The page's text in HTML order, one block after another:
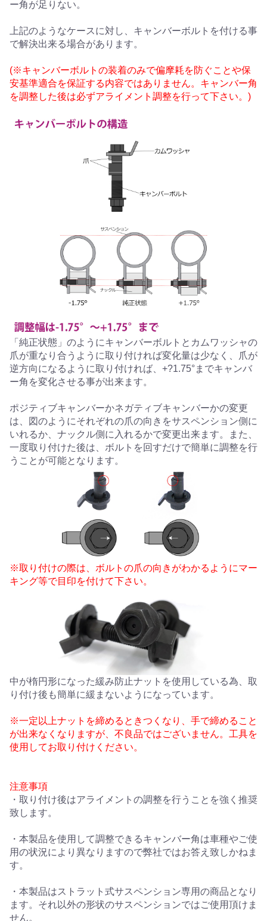
ー角が足りない。
上記のようなケースに対し、キャンバーボルトを付ける事
で解決出来る場合があります。
(※キャンバーボルトの装着のみで偏摩耗を防ぐことや保
安基準適合を保証する内容ではありません。キャンバー角
を調整した後は必ずアライメント調整を行って下さい。)
「純正状態」のようにキャンバーボルトとカムワッシャの
爪が重なり合うように取り付ければ変化量は少なく、爪が
逆方向になるように取り付ければ、+?1.75°までキャンバ
ー角を変化させる事が出来ます。
ポジティブキャンバーかネガティブキャンバーかの変更
は、図のようにそれぞれの爪の向きをサスペンション側に
いれるか、ナックル側に入れるかで変更出来ます。また、
一度取り付けた後は、ボルトを回すだけで簡単に調整を行
うことが可能となります。
※取り付けの際は、ボルトの爪の向きがわかるようにマー
キング等で目印を付けて下さい。
中が楕円形になった緩み防止ナットを使用している為、取
り付け後も簡単に緩まないようになっています。
※一定以上ナットを締めるときつくなり、手で締めること
が出来なくなりますが、不良品ではございません。工具を
使用してお取り付けください。
注意事項
・取り付け後はアライメントの調整を行うことを強く推奨
致します。
・本製品を使用して調整できるキャンバー角は車種やご使
用の状況により異なりますので弊社ではお答え致しかねま
す。
・本製品はストラット式サスペンション専用の商品となり
ます。それ以外の形状のサスペンションではご使用頂けま
せん。